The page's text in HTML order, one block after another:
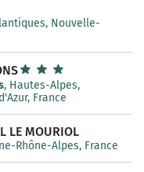
Nouvelle-
, Hautes-Alpes,
France
LE MOURIOL
Rhône-Alpes, France